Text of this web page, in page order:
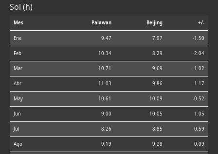
Sol (h)
Mes Palawan Beijing +/-
Ene 9.47 7.97 -1.50
Feb 10.34 8.29 -2.04
Mar 10.71 9.69 -1.02
Abr 11.03 9.86 -1.17
May 10.61 10.09 -0.52
Jun 9.00 10.05 1.05
Jul 8.26 8.85 0.59
Ago 9.19 9.28 0.09